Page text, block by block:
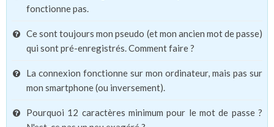
fonctionne pas.
Ce sont toujours mon pseudo (et mon ancien mot de passe)
qui sont pré-enregistrés. Comment faire ?
La connexion fonctionne sur mon ordinateur, mais pas sur
mon smartphone (ou inversement).
Pourquoi 12 caractères minimum pour le mot de passe ?